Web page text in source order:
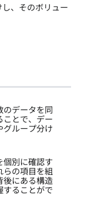
、そのボリュー
のデータを同
ことで、デー
グループ分け
個別に確認す
らの項目を組
後にある構造
することがで